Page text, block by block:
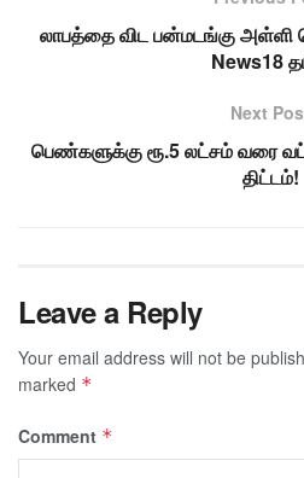
லாபத்தை விட பன்மடங்கு அள்ளி
News18
Next
பெண்களுக்கு ரூ.5 லட்சம் வரை
திட்டம்!
Leave a Reply
Your email address will not be
marked *
Comment *